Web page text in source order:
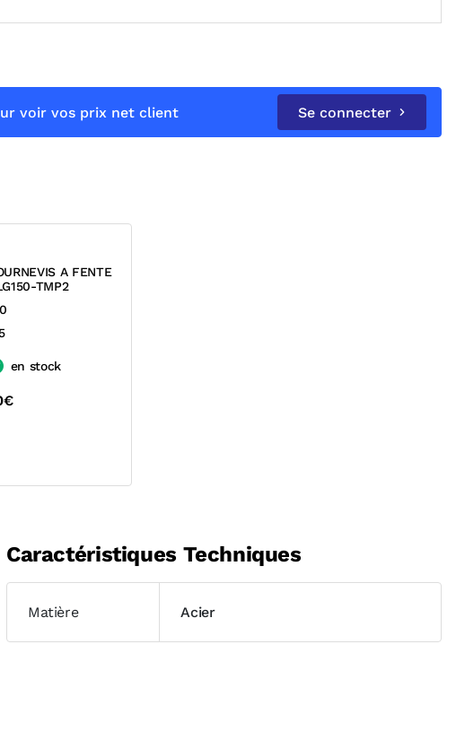
voir vos prix net client Se connecter
A FENTE
TMP2
en stock
Caractéristiques Techniques
Matière Acier